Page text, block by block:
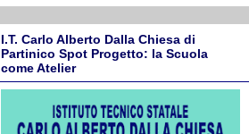
I.T. Carlo Alberto Dalla Chiesa di
Partinico Spot Progetto: la Scuola
come Atelier